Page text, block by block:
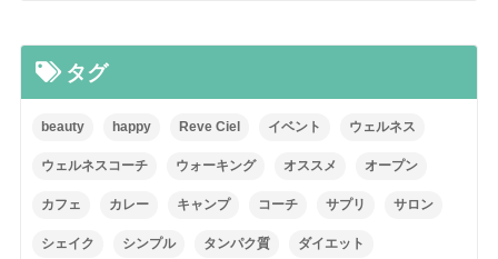
タグ
beauty happy Reve Ciel イベント ウェルネス
ウェルネスコーチ ウォーキング オススメ オープン
カフェ カレー キャンプ コーチ サプリ サロン
シェイク シンプル タンパク質 ダイエット